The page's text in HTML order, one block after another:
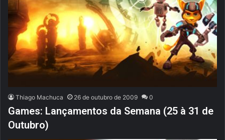
Thiago Machuca 26 de outubro de 2009 0
Games: Lançamentos da Semana (25 à 31 de
Outubro)